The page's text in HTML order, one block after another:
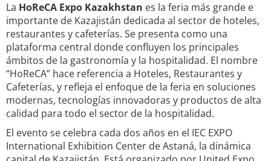
La HoReCA Expo Kazakhstan es la feria más grande e
importante de Kazajistán dedicada al sector de hoteles,
restaurantes y cafeterías. Se presenta como una
plataforma central donde confluyen los principales
ámbitos de la gastronomía y la hospitalidad. El nombre
“HoReCA” hace referencia a Hoteles, Restaurantes y
Cafeterías, y refleja el enfoque de la feria en soluciones
modernas, tecnologías innovadoras y productos de alta
calidad para todo el sector de la hospitalidad.
El evento se celebra cada dos años en el IEC EXPO
International Exhibition Center de Astaná, la dinámica